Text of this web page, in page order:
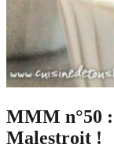
MMM n°50
Malestroit !